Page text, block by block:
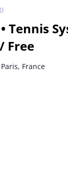
Tennis
Free
France